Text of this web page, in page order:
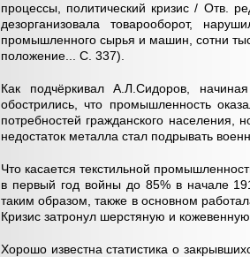
процессы, политический кризис / Отв.
дезорганизовала товарооборот,
промышленного сырья и машин, сотни
положение... С. 337).
Как подчёркивал А.Л.Сидоров,
обострились, что промышленность
потребностей гражданского
недостаток металла стал подрывать
Что касается текстильной
в первый год войны до 85% в начале
таким образом, также в основном
Кризис затронул шерстяную и кожевенную
Хорошо известна статистика о